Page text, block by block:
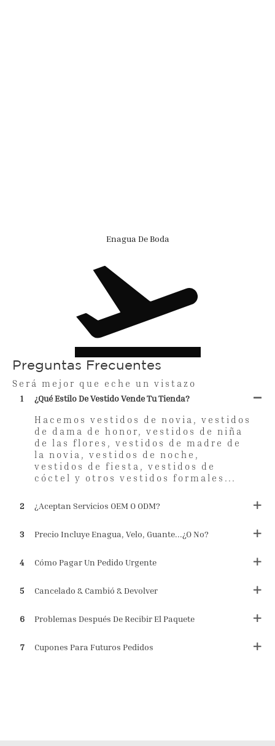
Enagua De Boda
Preguntas Frecuentes
Será mejor que eche un vistazo
1 ¿Qué Estilo De Vestido Vende Tu Tienda?
Hacemos vestidos de novia, vestidos
de dama de honor, vestidos de niña
de las flores, vestidos de madre de
la novia, vestidos de noche,
vestidos de fiesta, vestidos de
cóctel y otros vestidos formales...
2 ¿Aceptan Servicios OEM O ODM?
3 Precio Incluye Enagua, Velo, Guante...¿o No?
4 Cómo Pagar Un Pedido Urgente
5 Cancelado & Cambió & Devolver
6 Problemas Después De Recibir El Paquete
7 Cupones Para Futuros Pedidos